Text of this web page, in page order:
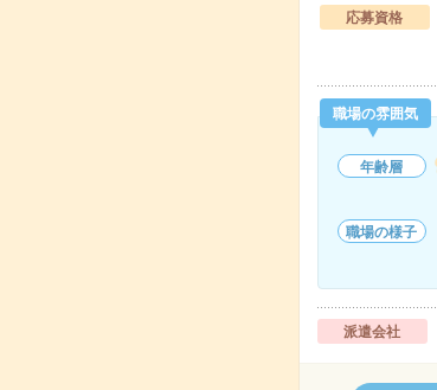
応募資格
職場の雰囲気
年齢層
職場の様子
派遣会社